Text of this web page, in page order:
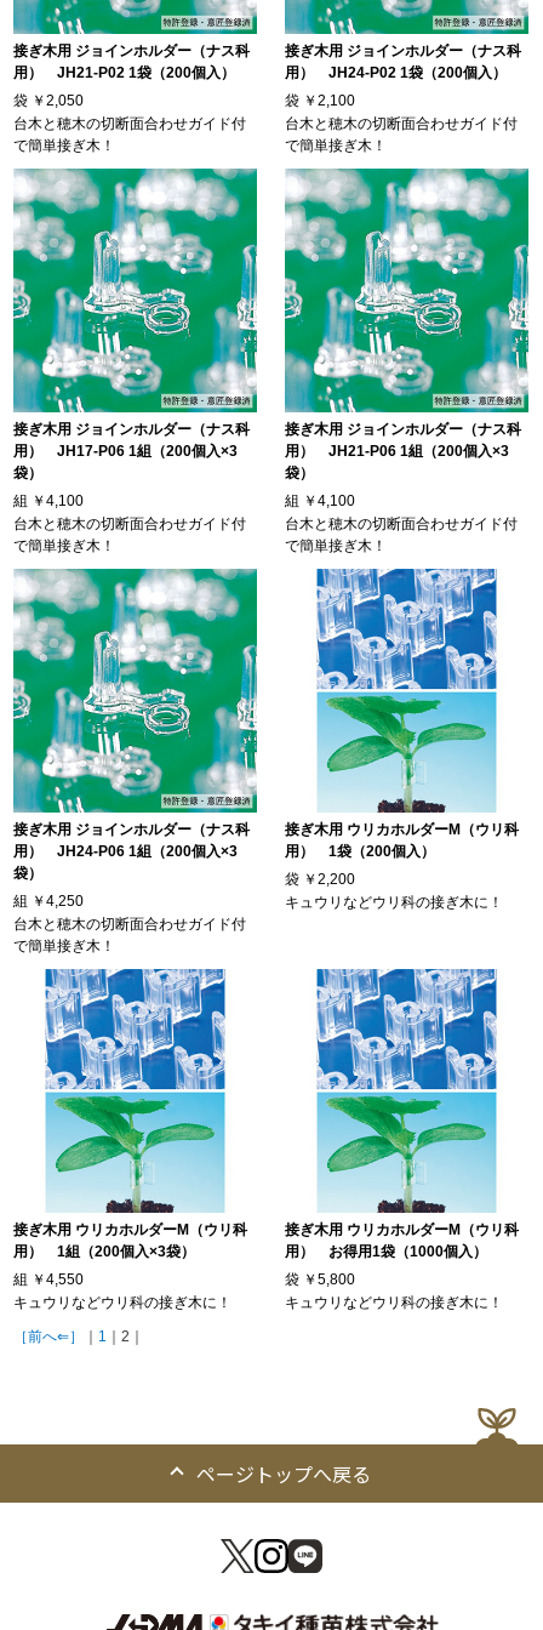
接ぎ木用 ジョインホルダー（ナス科
用） JH21-P02 1袋（200個入）
袋 ￥2,050
台木と穂木の切断面合わせガイド付
で簡単接ぎ木！
接ぎ木用 ジョインホルダー（ナス科
用） JH24-P02 1袋（200個入）
袋 ￥2,100
台木と穂木の切断面合わせガイド付
で簡単接ぎ木！
接ぎ木用 ジョインホルダー（ナス科
用） JH17-P06 1組（200個入×3
袋）
組 ￥4,100
台木と穂木の切断面合わせガイド付
で簡単接ぎ木！
接ぎ木用 ジョインホルダー（ナス科
用） JH21-P06 1組（200個入×3
袋）
組 ￥4,100
台木と穂木の切断面合わせガイド付
で簡単接ぎ木！
接ぎ木用 ジョインホルダー（ナス科
用） JH24-P06 1組（200個入×3
袋）
組 ￥4,250
台木と穂木の切断面合わせガイド付
で簡単接ぎ木！
接ぎ木用 ウリカホルダーM（ウリ科
用） 1袋（200個入）
袋 ￥2,200
キュウリなどウリ科の接ぎ木に！
接ぎ木用 ウリカホルダーM（ウリ科
用） 1組（200個入×3袋）
組 ￥4,550
キュウリなどウリ科の接ぎ木に！
接ぎ木用 ウリカホルダーM（ウリ科
用） お得用1袋（1000個入）
袋 ￥5,800
キュウリなどウリ科の接ぎ木に！
［前へ⇐］
1 ｜2｜
ページトップへ戻る